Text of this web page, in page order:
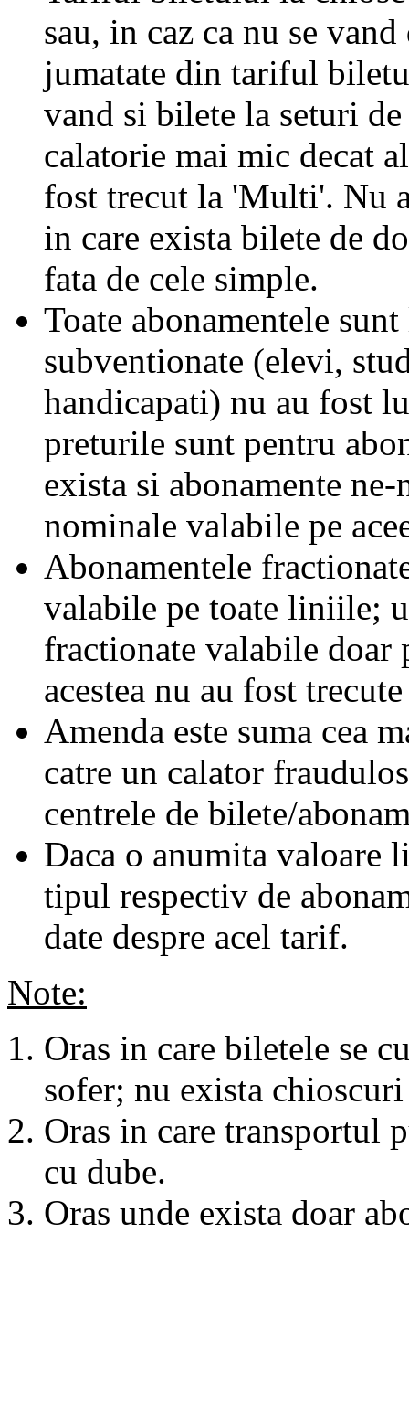
sau, in caz ca nu se
jumatate din tariful
vand si bilete la seturi
calatorie mai mic decat
fost trecut la 'Multi'. Nu
in care exista bilete de
fata de cele simple.
Toate abonamentele
subventionate (elevi,
handicapati) nu au fost
preturile sunt pentru
exista si abonamente
nominale valabile pe
Abonamentele
valabile pe toate liniile;
fractionate valabile doar
acestea nu au fost
Amenda este suma cea
catre un calator
centrele de bilete/
Daca o anumita valoare
tipul respectiv de
date despre acel tarif.
Note:
Oras in care biletele se
sofer; nu exista
Oras in care transportul
cu dube.
Oras unde exista doar